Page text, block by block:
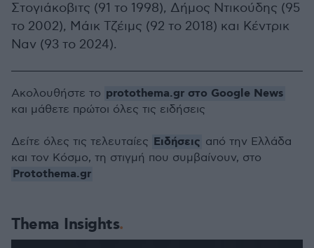
Στογιάκοβιτς (91 το 1998), Δήμος Ντικούδης (95
το 2002), Μάικ Τζέιμς (92 το 2018) και Κέντρικ
Ναν (93 το 2024).
Thema Insights
Ακολουθήστε το protothema.gr στο Google News
και μάθετε πρώτοι όλες τις ειδήσεις
Δείτε όλες τις τελευταίες Ειδήσεις από την Ελλάδα
και τον Κόσμο, τη στιγμή που συμβαίνουν, στο
Protothema.gr